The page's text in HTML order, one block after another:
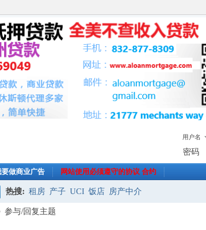
用户名
密码
要做商业广告 网站使用必须遵守的协议 合约
热搜: 租房 产子 UCI 饭店 房产中介
参与/回复主题